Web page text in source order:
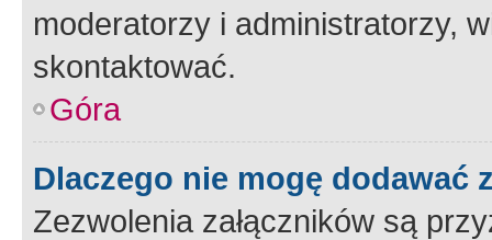
moderatorzy i administratorzy,
skontaktować.
Góra
Dlaczego nie mogę dodawać
Zezwolenia załączników są